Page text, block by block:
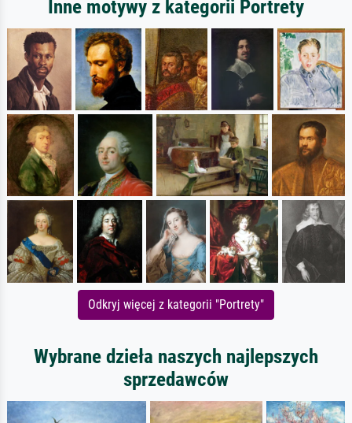
Inne motywy z kategorii Portrety
Odkryj więcej z kategorii "Portrety"
Wybrane dzieła naszych najlepszych
sprzedawców